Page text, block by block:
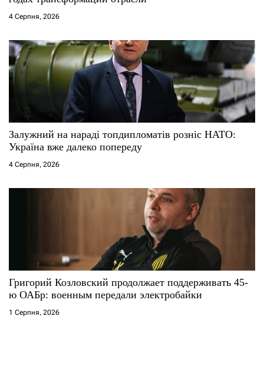
4 Серпня, 2026
Залужний на нараді топдипломатів розніс НАТО:
Україна вже далеко попереду
4 Серпня, 2026
Григорий Козловский продолжает поддерживать 45-
ю ОАБр: военным передали электробайки
1 Серпня, 2026